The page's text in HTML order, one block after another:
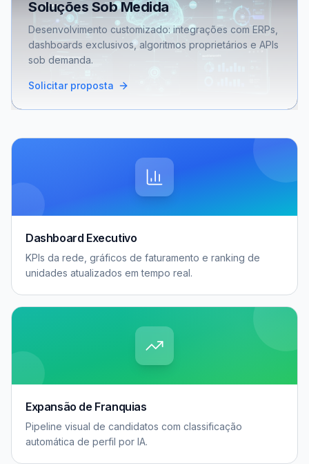
Soluções Sob Medida
Desenvolvimento customizado: integrações com ERPs,
dashboards exclusivos, algoritmos proprietários e APIs
sob demanda.
Solicitar proposta
Dashboard Executivo
KPIs da rede, gráficos de faturamento e ranking de
unidades atualizados em tempo real.
Expansão de Franquias
Pipeline visual de candidatos com classificação
automática de perfil por IA.